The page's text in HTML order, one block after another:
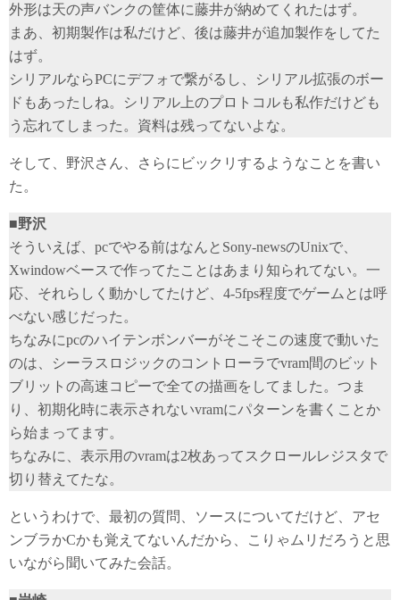
外形は天の声バンクの筐体に藤井が納めてくれたはず。
まあ、初期製作は私だけど、後は藤井が追加製作をしてた
はず。
シリアルならPCにデフォで繋がるし、シリアル拡張のボー
ドもあったしね。シリアル上のプロトコルも私作だけども
う忘れてしまった。資料は残ってないよな。
そして、野沢さん、さらにビックリするようなことを書い
た。
■野沢
そういえば、pcでやる前はなんとSony-newsのUnixで、
Xwindowベースで作ってたことはあまり知られてない。一
応、それらしく動かしてたけど、4-5fps程度でゲームとは呼
べない感じだった。
ちなみにpcのハイテンボンバーがそこそこの速度で動いた
のは、シーラスロジックのコントローラでvram間のビット
ブリットの高速コピーで全ての描画をしてました。つま
り、初期化時に表示されないvramにパターンを書くことか
ら始まってます。
ちなみに、表示用のvramは2枚あってスクロールレジスタで
切り替えてたな。
というわけで、最初の質問、ソースについてだけど、アセ
ンブラかCかも覚えてないんだから、こりゃムリだろうと思
いながら聞いてみた会話。